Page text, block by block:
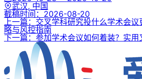
武汉, 中国
截稿时间： 2026-08-20
上一篇：交叉学科研究投什么学术会
略与风控指南
下一篇：参加学术会议如何着装？实用